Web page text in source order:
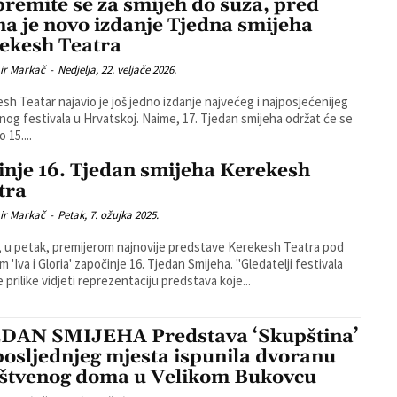
se za smijeh do suza, pred
je novo izdanje Tjedna smijeha
Teatra
Markač - Nedjelja, 22. veljače 2026.
Teatar najavio je još jedno izdanje najvećeg i najposjećenijeg
u Hrvatskoj. Naime, 17. Tjedan smijeha održat će se
15....
16. Tjedan smijeha Kerekesh
Markač - Petak, 7. ožujka 2025.
u petak, premijerom najnovije predstave Kerekesh Teatra pod
i Gloria' započinje 16. Tjedan Smijeha. "Gledatelji festivala
prilike vidjeti reprezentaciju predstava koje...
SMIJEHA Predstava ‘Skupština’
mjesta ispunila dvoranu
doma u Velikom Bukovcu